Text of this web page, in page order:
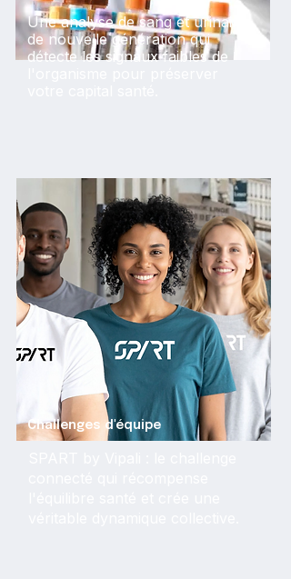
Une analyse de sang et urinaire
de nouvelle génération qui
détecte les signaux faibles de
Challenges d'équipe